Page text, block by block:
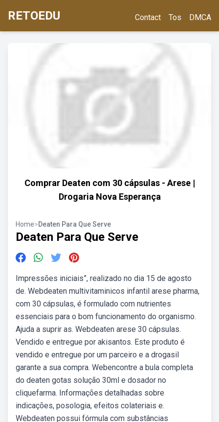
RETOEDU Contact Tos DMCA
Comprar Deaten com 30 cápsulas - Arese |
Drogaria Nova Esperança
Home>Deaten Para Que Serve
Deaten Para Que Serve
Impressões iniciais”, realizado no dia 15 de agosto
de. Webdeaten multivitaminicos infantil arese pharma,
com 30 cápsulas, é formulado com nutrientes
essenciais para o bom funcionamento do organismo.
Ajuda a suprir as. Webdeaten arese 30 cápsulas.
Vendido e entregue por akisantos. Este produto é
vendido e entregue por um parceiro e a drogasil
garante a sua compra. Webencontre a bula completa
do deaten gotas solução 30ml e dosador no
cliquefarma. Informações detalhadas sobre
indicações, posologia, efeitos colateriais e.
Webdeaten possui fórmula com substâncias